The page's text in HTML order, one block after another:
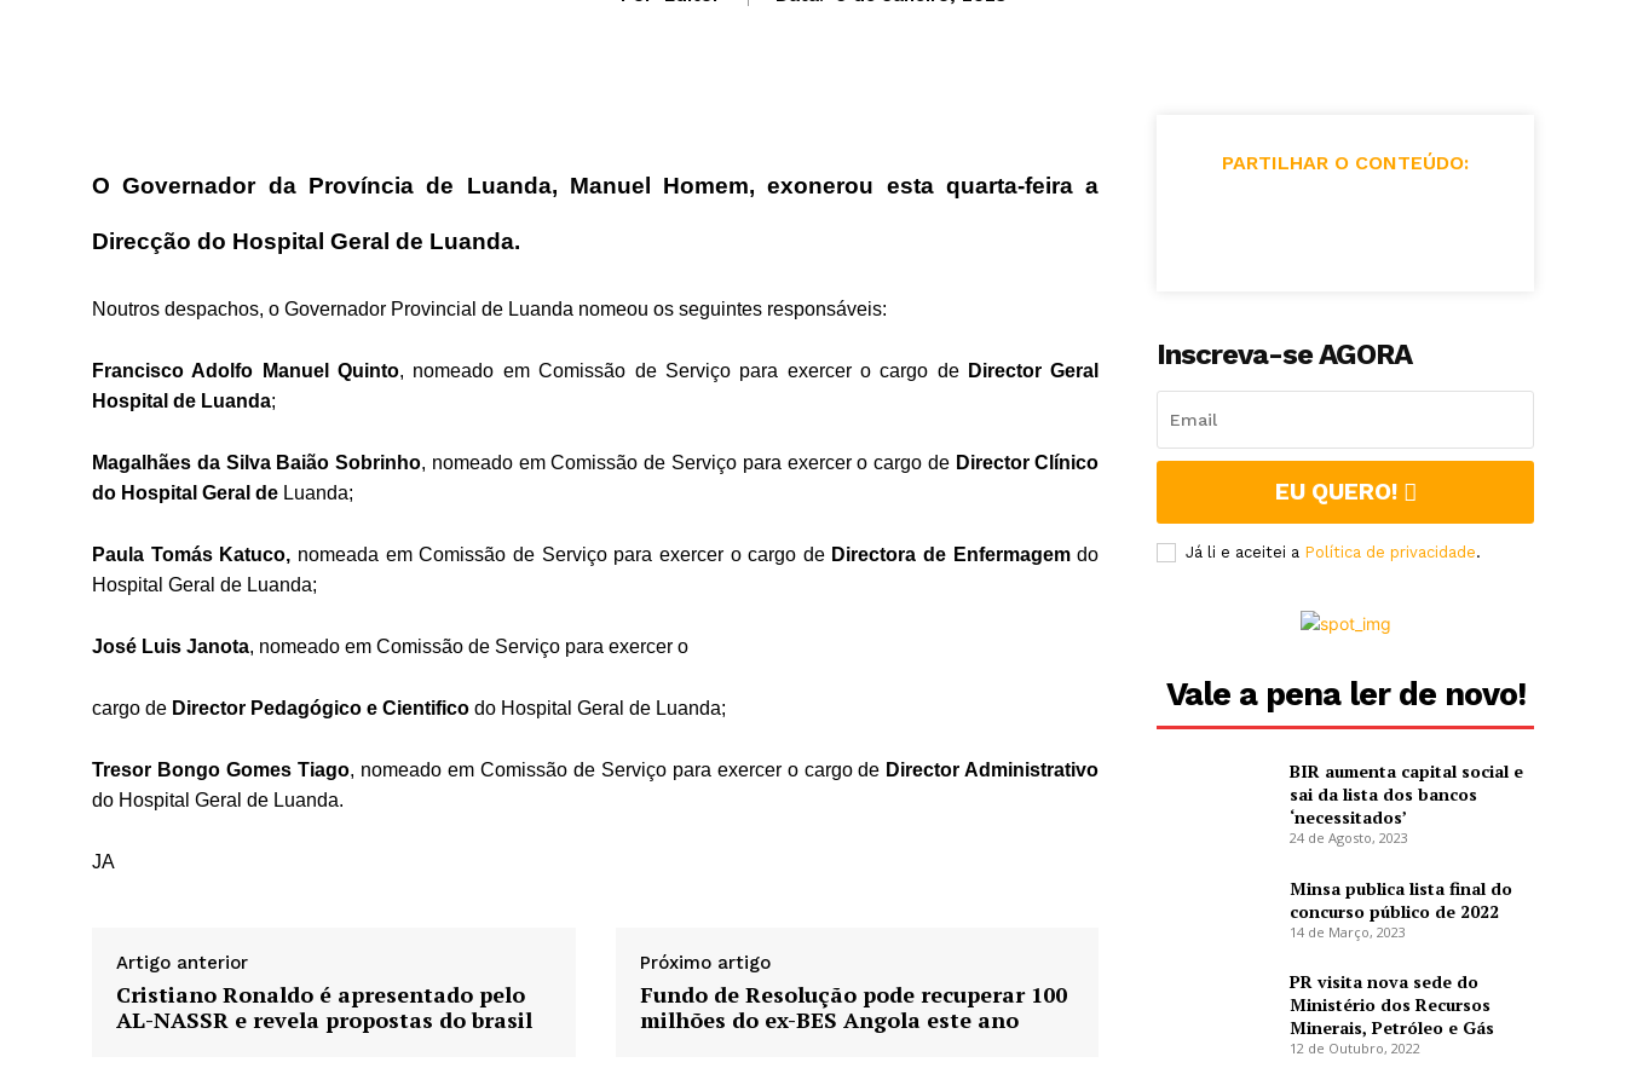
O Governador da Província de Luanda, Manuel Homem, exonerou esta quarta-feira a
Direcção do Hospital Geral de Luanda.
Noutros despachos, o Governador Provincial de Luanda nomeou os seguintes responsáveis:
Francisco Adolfo Manuel Quinto, nomeado em Comissão de Serviço para exercer o cargo de Director Geral
Hospital de Luanda;
Magalhães da Silva Baião Sobrinho, nomeado em Comissão de Serviço para exercer o cargo de Director Clínico
do Hospital Geral de Luanda;
Paula Tomás Katuco, nomeada em Comissão de Serviço para exercer o cargo de Directora de Enfermagemdo
Hospital Geral de Luanda;
José Luis Janota, nomeado em Comissão de Serviço para exercer o
cargo de Director Pedagógico e Cientifico do Hospital Geral de Luanda;
Tresor Bongo Gomes Tiago, nomeado em Comissão de Serviço para exercer o cargo de Director Administrativo
do Hospital Geral de Luanda.
JA
Artigo anterior
Cristiano Ronaldo é apresentado pelo
AL-NASSR e revela propostas do brasil
Próximo artigo
Fundo de Resolução pode recuperar 100
milhões do ex-BES Angola este ano
PARTILHAR O CONTEÚDO:
Inscreva-se AGORA
EU QUERO!
Já li e aceitei a Política de privacidade.
Vale a pena ler de novo!
BIR aumenta capital social e
sai da lista dos bancos
‘necessitados’
24 de Agosto, 2023
Minsa publica lista final do
concurso público de 2022
14 de Março, 2023
PR visita nova sede do
Ministério dos Recursos
Minerais, Petróleo e Gás
12 de Outubro, 2022